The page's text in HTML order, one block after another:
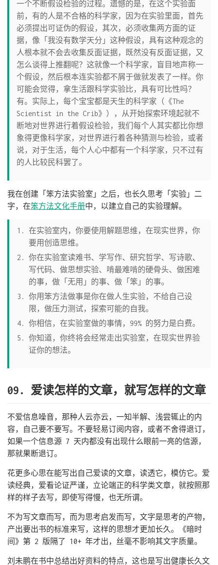
一个不断假设检验的过程。遗憾的是，在这个实验面
前，有的人是不合格的科学家，因为在实验里面，首先
必须提出可证伪的假设，其次，必须收集两方面的证
据，像「我没有数学天分」这种假设，具有这种观念的
人根本就不会去收集反面证据，既然没有反面证据，又
怎么谈得上推翻呢？这就像一个科学家，盲目地声称一
个假设，然后根本连实验都不屑于做就发表了一样。你
可能会觉得，拿生活跟科学实验比，具有可比性吗？
有。实际上，每个宝宝都是天生的科学家（《The
Scientist in the Crib》），从开始探索环境起就不
断地对世界进行着假设检验，我们每个人其实都比你想
象得更像科学家，对世界进行着各种猜测与检验，或者
说，对于生活，每个人心中都有一个科学家，只不过有
的人比较民科罢了。
我在创建「笨方法实验室」之后，也长久思考「实验」二
字，在笨方法文化手册中，以建立自己的实验理解。
在实验室内，你要使用解题思维，在现实世界，你
要用创造思维。
你在实验室读难书、学写作、研究哲学、写诗歌、
写代码、做思想实验、啃最难啃的硬骨头、做困难
的事，做「无用」的事、做「笨」的事。
你用笨方法做事是你在做人生实验，不给自己设
限，做压力测试，探索可能的自我。
你相信，在实验室做的事情，99% 的努力是白费。
你知道，你终将会经常走出实验室，在现实世界验
证你的想法。
09. 爱读怎样的文章，就写怎样的文章
不爱信息噪音，那种人云亦云，一知半解、浅尝辄止的内
容，自己要不要写。不要轻易订阅内容，或者不舍得退订，
如果一个信息源 7 天内都没有出现什么眼前一亮的信源，
那就果断退订。
花更多心思在能写出自己爱读的文章，读透它，模仿它。爱
读经典，爱看论证严谨，立论端正的科学类文章，就按照那
样的样子去写，即使写得慢，也无所谓。
不为写文章而写，而为思考启发而写，文字是思考的产物，
产出要出书的标准来写，这样的思想才更加长久。《暗时
间》第 2 版隔了 10+ 年才出，丝毫不影响其文字质量。
刘未鹏在书中总结出好资料的特点，这也是写出健康长久文